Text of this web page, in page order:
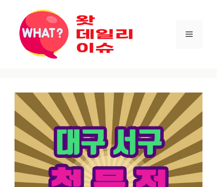
건너뛰기
메뉴